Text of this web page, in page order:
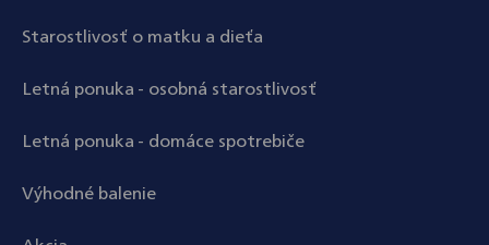
Starostlivosť o matku a dieťa
Letná ponuka - osobná starostlivosť
Letná ponuka - domáce spotrebiče
Výhodné balenie